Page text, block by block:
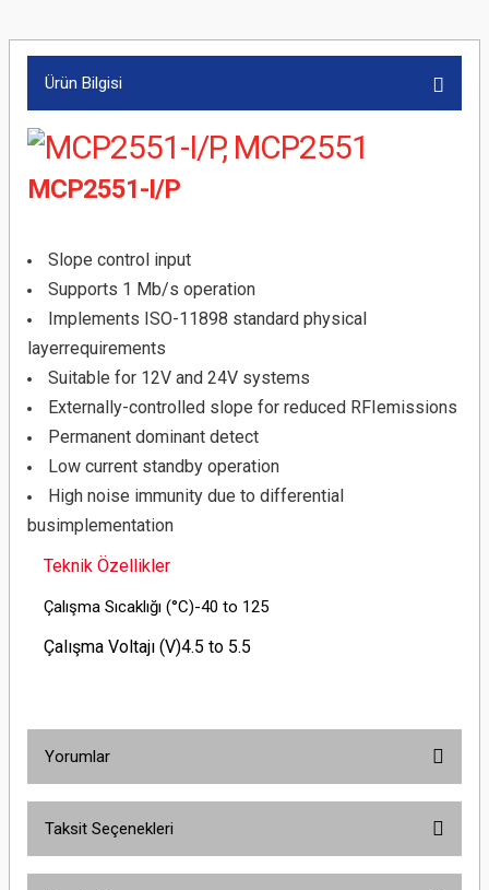
Ürün Bilgisi
MCP2551-I/P
Slope control input
Supports 1 Mb/s operation
Implements ISO-11898 standard physical
layerrequirements
Suitable for 12V and 24V systems
Externally-controlled slope for reduced RFIemissions
Permanent dominant detect
Low current standby operation
High noise immunity due to differential
busimplementation
Teknik Özellikler
Çalışma Sıcaklığı (°C)-40 to 125
Çalışma Voltajı (V)4.5 to 5.5
Yorumlar
Taksit Seçenekleri